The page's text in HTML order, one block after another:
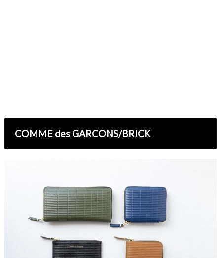
COMME des GARCONS/BRICK